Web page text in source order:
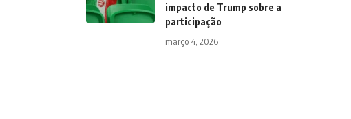
impacto de Trump sobre a
participação
março 4, 2026